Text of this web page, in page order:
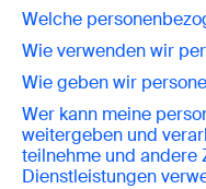
Welche
Wie verwenden wir
Wie geben wir
Wer kann meine
weitergeben und
teilnehme und andere
Dienstleistungen